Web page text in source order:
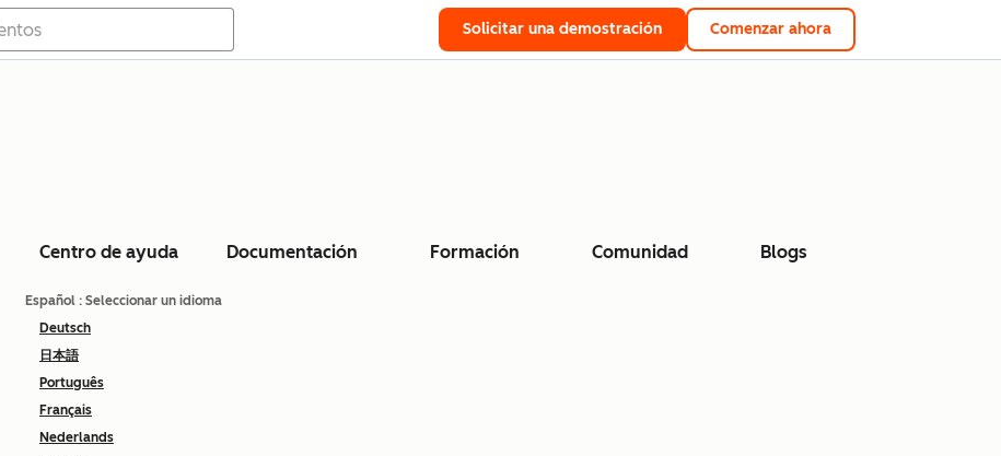
Solicitar una demostración Comenzar ahora
Centro de ayuda Documentación Formación Comunidad Blogs
Español : Seleccionar un idioma
Deutsch
日本語
Português
Français
Nederlands